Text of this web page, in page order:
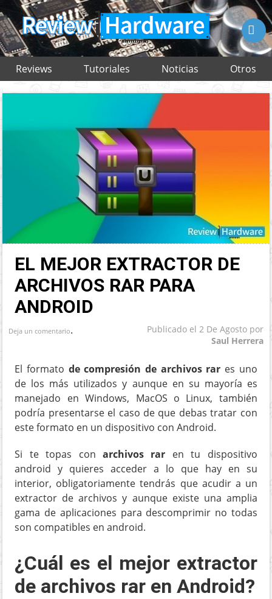
Reviews Tutoriales Noticias Otros
EL MEJOR EXTRACTOR DE
ARCHIVOS RAR PARA
ANDROID
Publicado el 2 De Agostopor
Saul Herrera
Deja un comentario.
El formato de compresión de archivos rar es uno
de los más utilizados y aunque en su mayoría es
manejado en Windows, MacOS o Linux, también
podría presentarse el caso de que debas tratar con
este formato en un dispositivo con Android.
Si te topas con archivos rar en tu dispositivo
android y quieres acceder a lo que hay en su
interior, obligatoriamente tendrás que acudir a un
extractor de archivos y aunque existe una amplia
gama de aplicaciones para descomprimir no todas
son compatibles en android.
¿Cuál es el mejor extractor
de archivos rar en Android?
